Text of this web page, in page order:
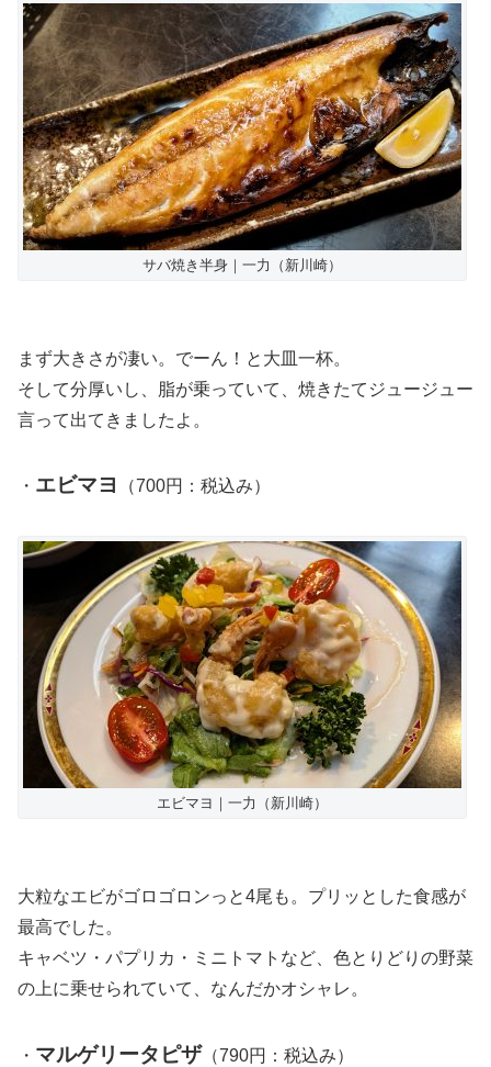
サバ焼き半身｜一力（新川崎）
まず大きさが凄い。でーん！と大皿一杯。
そして分厚いし、脂が乗っていて、焼きたてジュージュー
言って出てきましたよ。
・ エビマヨ （700円：税込み）
エビマヨ｜一力（新川崎）
大粒なエビがゴロゴロンっと4尾も。プリッとした食感が
最高でした。
キャベツ・パプリカ・ミニトマトなど、色とりどりの野菜
の上に乗せられていて、なんだかオシャレ。
・ マルゲリータピザ （790円：税込み）